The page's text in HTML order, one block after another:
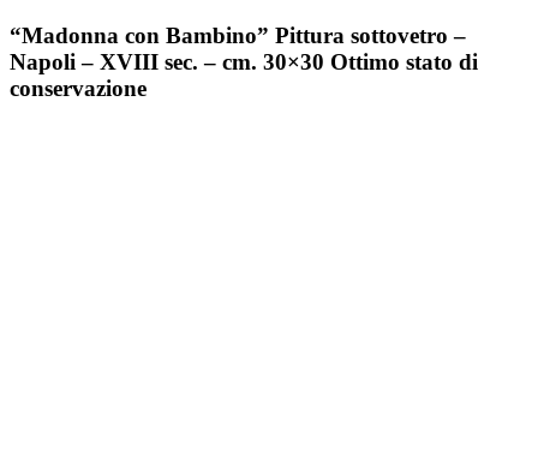
“Madonna con Bambino” Pittura sottovetro –
Napoli – XVIII sec. – cm. 30×30 Ottimo stato di
conservazione